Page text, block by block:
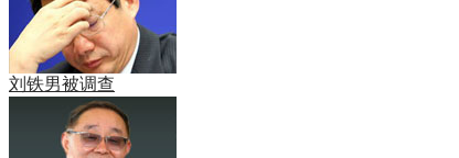
刘铁男被调查